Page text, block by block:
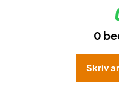
0
Skriv